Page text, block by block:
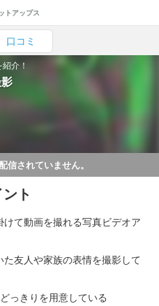
トアップス
口コミ
介！
信されていません。
ト
て動画を撮れる写真ビデオア
友人や家族の表情を撮影して
っきりを用意している